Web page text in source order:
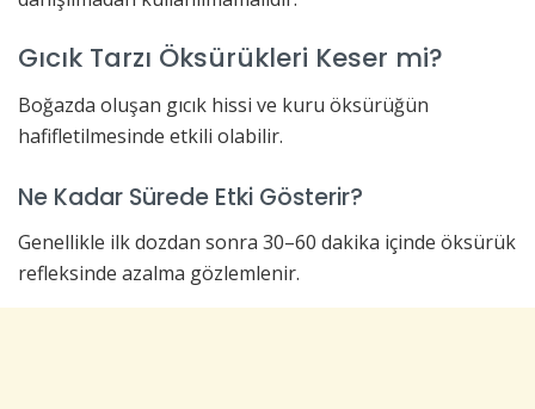
Gıcık Tarzı Öksürükleri Keser mi?
Boğazda oluşan gıcık hissi ve kuru öksürüğün
hafifletilmesinde etkili olabilir.
Ne Kadar Sürede Etki Gösterir?
Genellikle ilk dozdan sonra 30–60 dakika içinde öksürük
refleksinde azalma gözlemlenir.